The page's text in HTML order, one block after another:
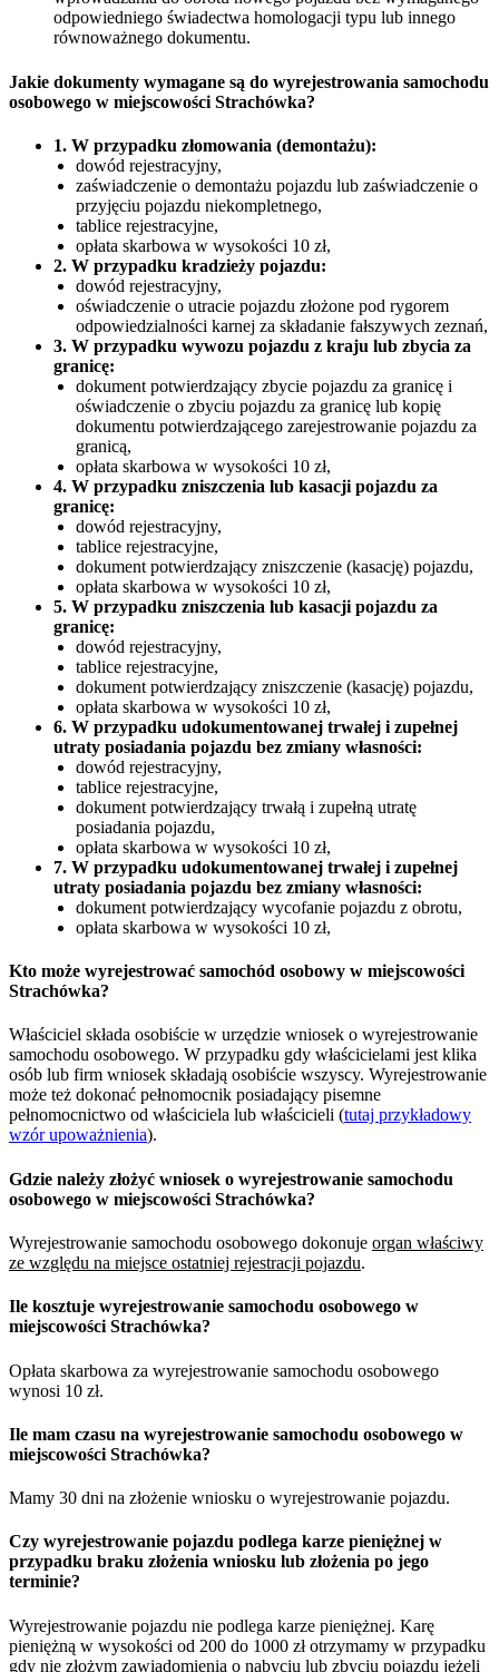
odpowiedniego świadectwa homologacji typu lub innego
równoważnego dokumentu.
Jakie dokumenty wymagane są do wyrejestrowania samochodu
osobowego w miejscowości Strachówka?
1. W przypadku złomowania (demontażu):
dowód rejestracyjny,
zaświadczenie o demontażu pojazdu lub zaświadczenie o
przyjęciu pojazdu niekompletnego,
tablice rejestracyjne,
opłata skarbowa w wysokości 10 zł,
2. W przypadku kradzieży pojazdu:
dowód rejestracyjny,
oświadczenie o utracie pojazdu złożone pod rygorem
odpowiedzialności karnej za składanie fałszywych zeznań,
3. W przypadku wywozu pojazdu z kraju lub zbycia za
granicę:
dokument potwierdzający zbycie pojazdu za granicę i
oświadczenie o zbyciu pojazdu za granicę lub kopię
dokumentu potwierdzającego zarejestrowanie pojazdu za
granicą,
opłata skarbowa w wysokości 10 zł,
4. W przypadku zniszczenia lub kasacji pojazdu za
granicę:
dowód rejestracyjny,
tablice rejestracyjne,
dokument potwierdzający zniszczenie (kasację) pojazdu,
opłata skarbowa w wysokości 10 zł,
5. W przypadku zniszczenia lub kasacji pojazdu za
granicę:
dowód rejestracyjny,
tablice rejestracyjne,
dokument potwierdzający zniszczenie (kasację) pojazdu,
opłata skarbowa w wysokości 10 zł,
6. W przypadku udokumentowanej trwałej i zupełnej
utraty posiadania pojazdu bez zmiany własności:
dowód rejestracyjny,
tablice rejestracyjne,
dokument potwierdzający trwałą i zupełną utratę
posiadania pojazdu,
opłata skarbowa w wysokości 10 zł,
7. W przypadku udokumentowanej trwałej i zupełnej
utraty posiadania pojazdu bez zmiany własności:
dokument potwierdzający wycofanie pojazdu z obrotu,
opłata skarbowa w wysokości 10 zł,
Kto może wyrejestrować samochód osobowy w miejscowości
Strachówka?
Właściciel składa osobiście w urzędzie wniosek o wyrejestrowanie
samochodu osobowego. W przypadku gdy właścicielami jest klika
osób lub firm wniosek składają osobiście wszyscy. Wyrejestrowanie
może też dokonać pełnomocnik posiadający pisemne
pełnomocnictwo od właściciela lub właścicieli (tutaj przykładowy
wzór upoważnienia).
Gdzie należy złożyć wniosek o wyrejestrowanie samochodu
osobowego w miejscowości Strachówka?
Wyrejestrowanie samochodu osobowego dokonuje organ właściwy
ze względu na miejsce ostatniej rejestracji pojazdu.
Ile kosztuje wyrejestrowanie samochodu osobowego w
miejscowości Strachówka?
Opłata skarbowa za wyrejestrowanie samochodu osobowego
wynosi 10 zł.
Ile mam czasu na wyrejestrowanie samochodu osobowego w
miejscowości Strachówka?
Mamy 30 dni na złożenie wniosku o wyrejestrowanie pojazdu.
Czy wyrejestrowanie pojazdu podlega karze pieniężnej w
przypadku braku złożenia wniosku lub złożenia po jego
terminie?
Wyrejestrowanie pojazdu nie podlega karze pieniężnej. Karę
pieniężną w wysokości od 200 do 1000 zł otrzymamy w przypadku
gdy nie złożym zawiadomienia o nabyciu lub zbyciu pojazdu jeżeli